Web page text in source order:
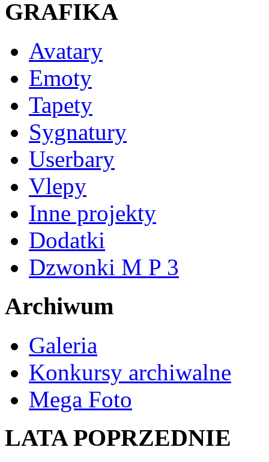
GRAFIKA
Avatary
Emoty
Tapety
Sygnatury
Userbary
Vlepy
Inne projekty
Dodatki
Dzwonki M P 3
Archiwum
Galeria
Konkursy archiwalne
Mega Foto
LATA POPRZEDNIE